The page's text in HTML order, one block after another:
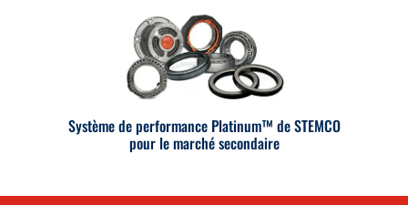
Système de performance Platinum™ de STEMCO
pour le marché secondaire